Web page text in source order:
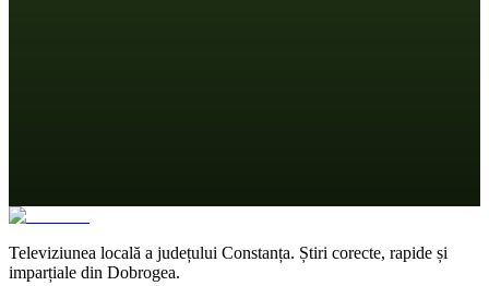
Televiziunea locală a județului Constanța. Știri corecte, rapide și
imparțiale din Dobrogea.